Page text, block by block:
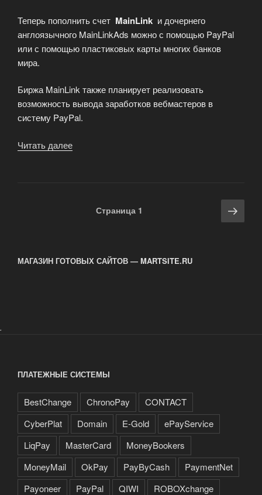
Теперь пополнить счет MainLink и дочернего
англоязычного MainLinkAds можно с помощью PayPal
или с помощью пластиковых карты многих банков
мира.
Биржа MainLink также планирует реализовать
возможность вывода заработков вебмастеров в
систему PayPal.
Читать далее
Страница 1
МАГАЗИН ГОТОВЫХ САЙТОВ — MARTSITE.RU
.
ПЛАТЕЖНЫЕ СИСТЕМЫ
BestChange ChronoPay
CONTACT
CyberPlat
Domain E-Gold
ePayService
LiqPay
MasterCard
MoneyBookers
MoneyMail
OkPay PayByCash
PaymentNet
Payoneer
PayPal QIWI
ROBOXchange